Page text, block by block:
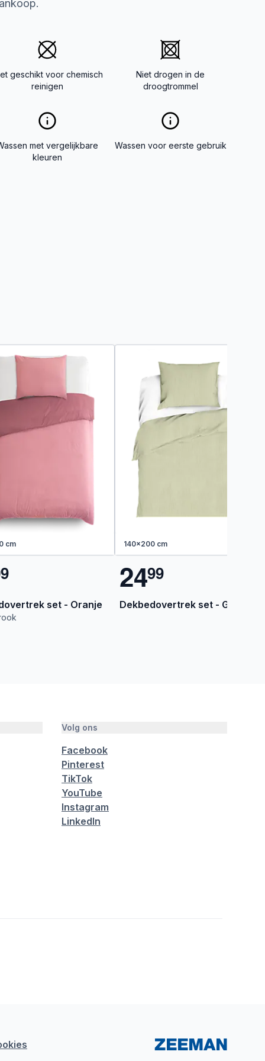
geschikt voor chemisch
reinigen
Niet drogen in de
droogtrommel
met vergelijkbare
kleuren
Wassen voor eerste gebruik
cm
9
set - Oranje
140x200 cm
2499
Dekbedovertrek set - Groen
Volg ons
Facebook
Pinterest
TikTok
YouTube
Instagram
LinkedIn